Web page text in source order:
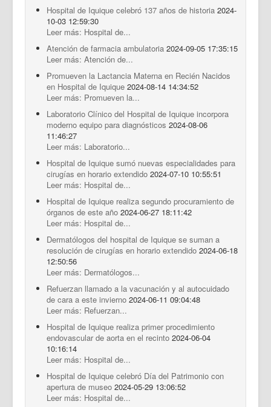
Hospital de Iquique celebró 137 años de historia 2024-
10-03 12:59:30
Leer más: Hospital de...
Atención de farmacia ambulatoria 2024-09-05 17:35:15
Leer más: Atención de...
Promueven la Lactancia Materna en Recién Nacidos
en Hospital de Iquique 2024-08-14 14:34:52
Leer más: Promueven la...
Laboratorio Clínico del Hospital de Iquique incorpora
moderno equipo para diagnósticos 2024-08-06
11:46:27
Leer más: Laboratorio...
Hospital de Iquique sumó nuevas especialidades para
cirugías en horario extendido 2024-07-10 10:55:51
Leer más: Hospital de...
Hospital de Iquique realiza segundo procuramiento de
órganos de este año 2024-06-27 18:11:42
Leer más: Hospital de...
Dermatólogos del hospital de Iquique se suman a
resolución de cirugías en horario extendido 2024-06-18
12:50:56
Leer más: Dermatólogos...
Refuerzan llamado a la vacunación y al autocuidado
de cara a este invierno 2024-06-11 09:04:48
Leer más: Refuerzan...
Hospital de Iquique realiza primer procedimiento
endovascular de aorta en el recinto 2024-06-04
10:16:14
Leer más: Hospital de...
Hospital de Iquique celebró Día del Patrimonio con
apertura de museo 2024-05-29 13:06:52
Leer más: Hospital de...